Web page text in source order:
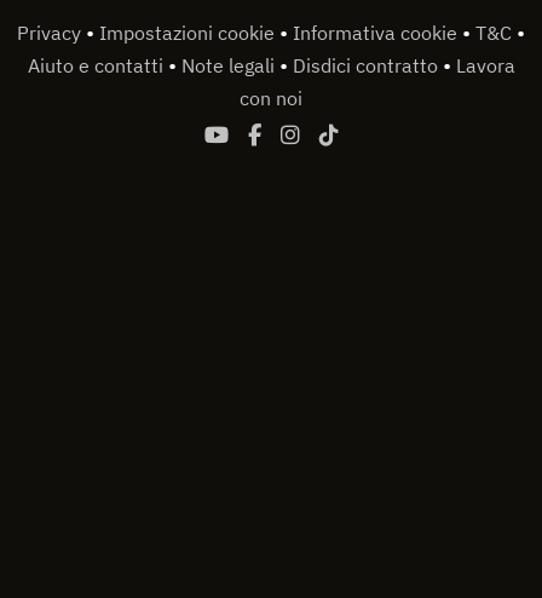
Privacy • Impostazioni cookie • Informativa cookie • T&C •
Aiuto e contatti • Note legali • Disdici contratto • Lavora
con noi